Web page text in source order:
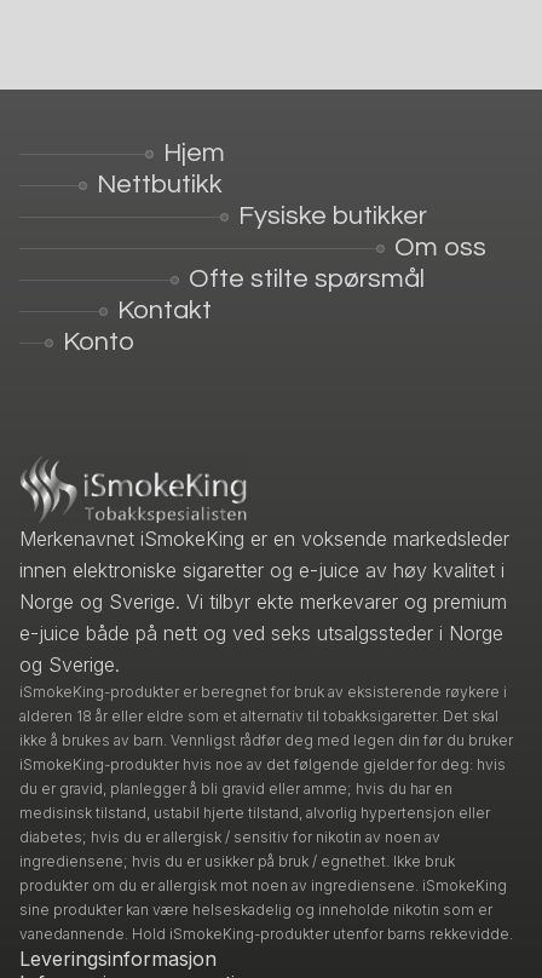
Hjem
Nettbutikk
Fysiske butikker
Om oss
Ofte stilte spørsmål
Kontakt
Konto
Merkenavnet iSmokeKing er en voksende markedsleder
innen elektroniske sigaretter og e-juice av høy kvalitet i
Norge og Sverige. Vi tilbyr ekte merkevarer og premium
e-juice både på nett og ved seks utsalgssteder i Norge
og Sverige.
iSmokeKing-produkter er beregnet for bruk av eksisterende røykere i
alderen 18 år eller eldre som et alternativ til tobakksigaretter. Det skal
ikke å brukes av barn. Vennligst rådfør deg med legen din før du bruker
iSmokeKing-produkter hvis noe av det følgende gjelder for deg: hvis
du er gravid, planlegger å bli gravid eller amme; hvis du har en
medisinsk tilstand, ustabil hjerte tilstand, alvorlig hypertensjon eller
diabetes; hvis du er allergisk / sensitiv for nikotin av noen av
ingrediensene; hvis du er usikker på bruk / egnethet. Ikke bruk
produkter om du er allergisk mot noen av ingrediensene. iSmokeKing
sine produkter kan være helseskadelig og inneholde nikotin som er
vanedannende. Hold iSmokeKing-produkter utenfor barns rekkevidde.
Leveringsinformasjon